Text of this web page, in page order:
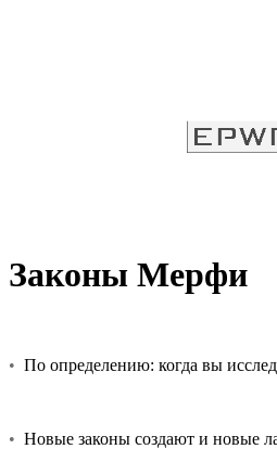
Законы Мерфи
• По определению: когда вы
• Новые законы создают и новые